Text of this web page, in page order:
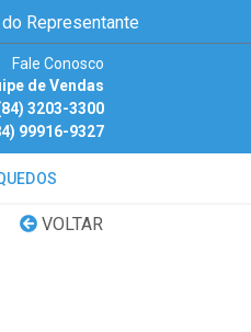
Representante
Fale Conosco
de Vendas
3203-3300
99916-9327
VOLTAR